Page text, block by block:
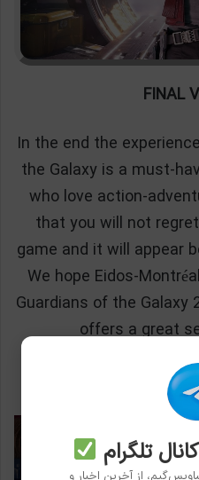
FINAL
In the end the
the Galaxy is a must-
who love action-
that you will not
game and it will appear
We hope Eidos-
Guardians of the Galaxy
offers a great
SavisGame
تلگرام
از آخرین اخبار و